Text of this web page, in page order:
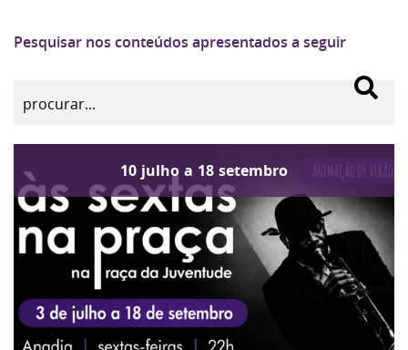
Pesquisar nos conteúdos apresentados a seguir
10 julho a 18 setembro